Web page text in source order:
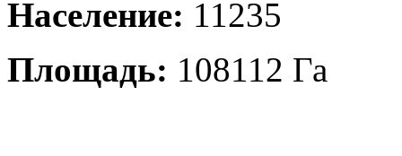
Население: 11235
Площадь: 108112 Га